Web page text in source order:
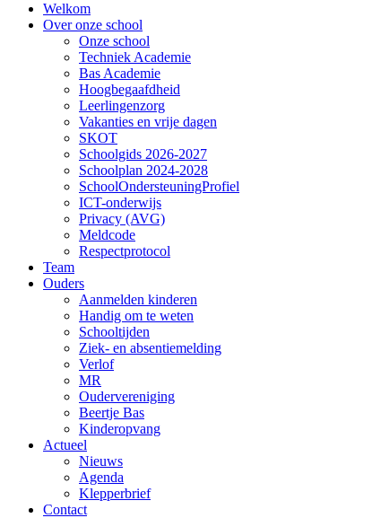
Welkom
Over onze school
Onze school
Techniek Academie
Bas Academie
Hoogbegaafdheid
Leerlingenzorg
Vakanties en vrije dagen
SKOT
Schoolgids 2026-2027
Schoolplan 2024-2028
SchoolOndersteuningProfiel
ICT-onderwijs
Privacy (AVG)
Meldcode
Respectprotocol
Team
Ouders
Aanmelden kinderen
Handig om te weten
Schooltijden
Ziek- en absentiemelding
Verlof
MR
Oudervereniging
Beertje Bas
Kinderopvang
Actueel
Nieuws
Agenda
Klepperbrief
Contact